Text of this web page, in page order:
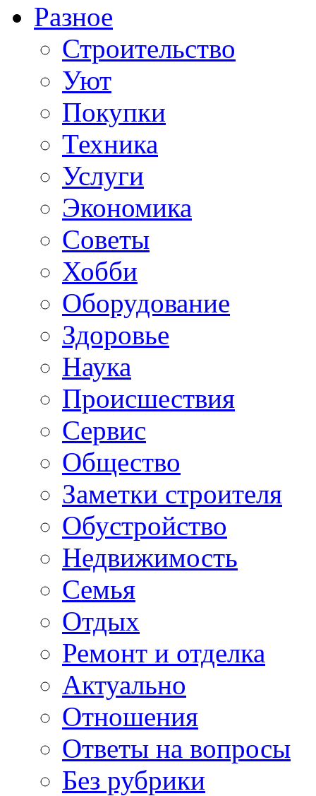
Разное
Строительство
Уют
Покупки
Техника
Услуги
Экономика
Советы
Хобби
Oборудование
Здоровье
Наука
Происшествия
Сервис
Общество
Заметки строителя
Обустройство
Недвижимость
Семья
Отдых
Ремонт и отделка
Актуально
Отношения
Ответы на вопросы
Без рубрики